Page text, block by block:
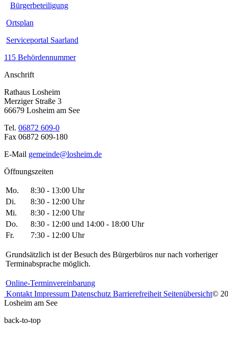
Bürgerbeteiligung
Ortsplan
Serviceportal Saarland
115 Behördennummer
Anschrift
Rathaus Losheim
Merziger Straße 3
66679 Losheim am See
Tel. 06872 609-0
Fax 06872 609-180
E-Mail gemeinde@losheim.de
Öffnungszeiten
Mo.
8:30 - 13:00 Uhr
Di.
8:30 - 12:00 Uhr
Mi.
8:30 - 12:00 Uhr
Do.
8:30 - 12:00 und 14:00 - 18:00 Uhr
Fr.
7:30 - 12:00 Uhr
Grundsätzlich ist der Besuch des Bürgerbüros nur nach vorheriger
Terminabsprache möglich.
Online-Terminvereinbarung
Kontakt Impressum Datenschutz Barrierefreiheit Seitenübersicht©
Losheim am See
back-to-top